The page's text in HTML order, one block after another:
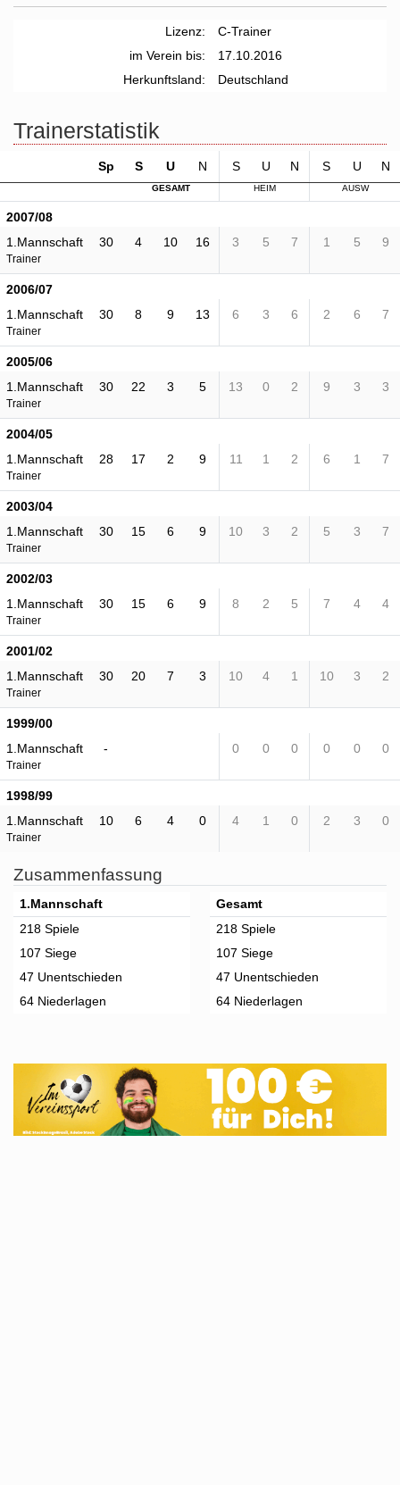
Lizenz:
C-Trainer
im Verein bis:
17.10.2016
Herkunftsland:
Deutschland
Trainerstatistik
Sp S U N S U N S U N
GESAMT HEIM AUSW
2007/08
1.Mannschaft
Trainer
30 4 10 16 3 5 7 1 5 9
2006/07
1.Mannschaft
Trainer
30 8 9 13 6 3 6 2 6 7
2005/06
1.Mannschaft
Trainer
30 22 3 5 13 0 2 9 3 3
2004/05
1.Mannschaft
Trainer
28 17 2 9 11 1 2 6 1 7
2003/04
1.Mannschaft
Trainer
30 15 6 9 10 3 2 5 3 7
2002/03
1.Mannschaft
Trainer
30 15 6 9 8 2 5 7 4 4
2001/02
1.Mannschaft
Trainer
30 20 7 3 10 4 1 10 3 2
1999/00
1.Mannschaft
Trainer
- 0 0 0 0 0 0
1998/99
1.Mannschaft
Trainer
10 6 4 0 4 1 0 2 3 0
Zusammenfassung
1.Mannschaft
218 Spiele
107 Siege
47 Unentschieden
64 Niederlagen
Gesamt
218 Spiele
107 Siege
47 Unentschieden
64 Niederlagen